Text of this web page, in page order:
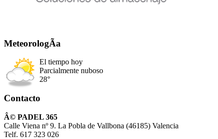
MeteorologÃ­a
El tiempo hoy
Parcialmente nuboso
28°
Contacto
Â© PADEL 365
Calle Viena nº 9. La Pobla de Vallbona (46185) Valencia
Telf. 617 323 026